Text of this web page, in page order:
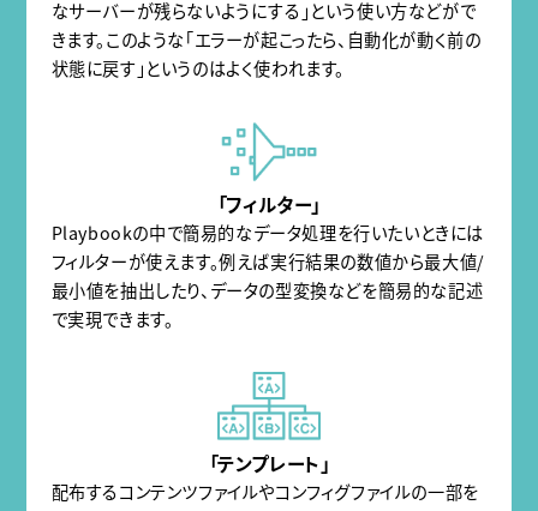
なサーバーが残らないようにする」という使い方などがで
きます。このような「エラーが起こったら、自動化が動く前の
状態に戻す」というのはよく使われます。
「フィルター」
Playbookの中で簡易的なデータ処理を行いたいときには
フィルターが使えます。例えば実行結果の数値から最大値/
最小値を抽出したり、データの型変換などを簡易的な記述
で実現できます。
「テンプレート」
配布するコンテンツファイルやコンフィグファイルの一部を